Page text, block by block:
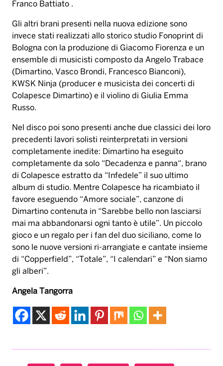
Franco Battiato .
Gli altri brani presenti nella nuova edizione sono
invece stati realizzati allo storico studio Fonoprint di
Bologna con la produzione di Giacomo Fiorenza e un
ensemble di musicisti composto da Angelo Trabace
(Dimartino, Vasco Brondi, Francesco Bianconi),
KWSK Ninja (producer e musicista dei concerti di
Colapesce Dimartino) e il violino di Giulia Emma
Russo.
Nel disco poi sono presenti anche due classici dei loro
precedenti lavori solisti reinterpretati in versioni
completamente inedite: Dimartino ha eseguito
completamente da solo “Decadenza e panna“, brano
di Colapesce estratto da “Infedele” il suo ultimo
album di studio. Mentre Colapesce ha ricambiato il
favore eseguendo “Amore sociale”, canzone di
Dimartino contenuta in “Sarebbe bello non lasciarsi
mai ma abbandonarsi ogni tanto è utile”. Un piccolo
gioco e un regalo per i fan del duo siciliano, come lo
sono le nuove versioni ri-arrangiate e cantate insieme
di “Copperfield”, “Totale”, “I calendari” e “Non siamo
gli alberi”.
Angela Tangorra